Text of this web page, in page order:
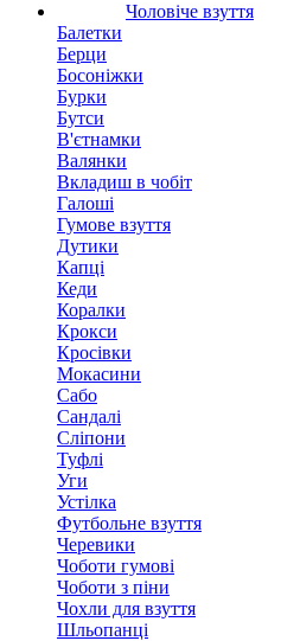
Чоловіче взуття
Балетки
Берци
Босоніжки
Бурки
Бутси
В'єтнамки
Валянки
Вкладиш в чобіт
Галоші
Гумове взуття
Дутики
Капці
Кеди
Коралки
Крокси
Кросівки
Мокасини
Сабо
Сандалі
Сліпони
Туфлі
Уги
Устілка
Футбольне взуття
Черевики
Чоботи гумові
Чоботи з піни
Чохли для взуття
Шльопанці